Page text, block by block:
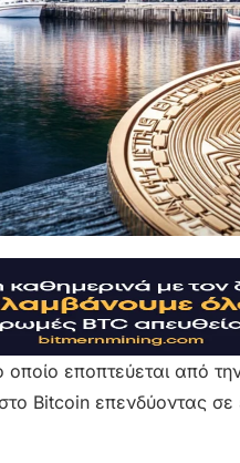
οποίο εποπτεύεται από
Bitcoin επενδύοντας